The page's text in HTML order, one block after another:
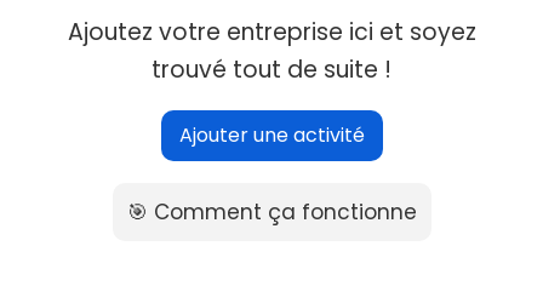
Ajoutez votre entreprise ici et soyez
trouvé tout de suite !
Ajouter une activité
🎯 Comment ça fonctionne